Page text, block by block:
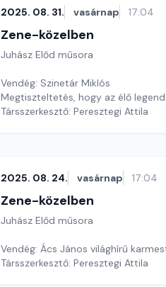
2025. 08. 31. vasárnap 17:04
Zene-közelben
Juhász Előd műsora
Vendég: Szinetár Miklós
Megtiszteltetés, hogy az élő
Társszerkesztő: Peresztegi Attila
2025. 08. 24. vasárnap 17:04
Zene-közelben
Juhász Előd műsora
Vendég: Ács János világhírű
Társszerkesztő: Peresztegi Attila